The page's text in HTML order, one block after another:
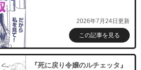
2026年7月24日更新
この記事を見る
『死に戻り令嬢のルチェッタ』